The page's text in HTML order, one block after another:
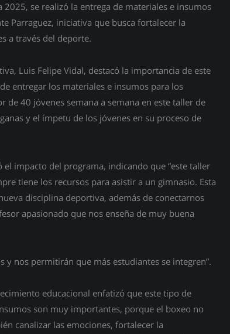
se realizó la entrega de materiales e insumos
Parraguez, iniciativa que busca fortalecer la
a través del deporte.
Luis Felipe Vidal, destacó la importancia de este
entregar los materiales e insumos para los
40 jóvenes semana a semana en este taller de
y el ímpetu de los jóvenes en su proceso de
impacto del programa, indicando que “este taller
tiene los recursos para asistir a un gimnasio. Esta
disciplina deportiva, además de conectarnos
apasionado que nos enseña de muy buena
y nos permitirán que más estudiantes se integren”.
educacional enfatizó que este tipo de
son muy importantes, porque el boxeo no
canalizar las emociones, fortalecer la